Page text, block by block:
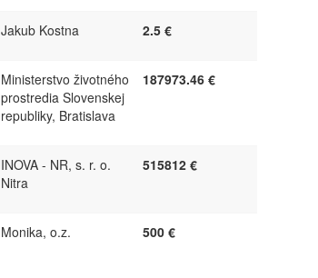
Jakub Kostna 2.5 €
Ministerstvo životného
prostredia Slovenskej
republiky, Bratislava
187973.46 €
INOVA - NR, s. r. o.
Nitra
515812 €
Monika, o.z. 500 €